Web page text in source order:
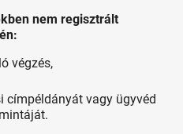
nem regisztrált
végzés,
címpéldányát vagy ügyvéd